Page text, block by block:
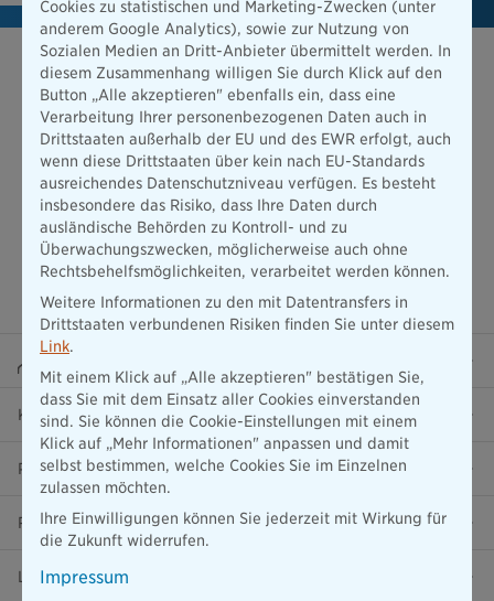
Karriere
Presse
Ratgeber
Lob & Kritik
Cookies zu statistischen und Marketing-Zwecken (unter
anderem Google Analytics), sowie zur Nutzung von
Sozialen Medien an Dritt-Anbieter übermittelt werden. In
diesem Zusammenhang willigen Sie durch Klick auf den
Button „Alle akzeptieren" ebenfalls ein, dass eine
Verarbeitung Ihrer personenbezogenen Daten auch in
Drittstaaten außerhalb der EU und des EWR erfolgt, auch
wenn diese Drittstaaten über kein nach EU-Standards
ausreichendes Datenschutzniveau verfügen. Es besteht
insbesondere das Risiko, dass Ihre Daten durch
ausländische Behörden zu Kontroll- und zu
Überwachungszwecken, möglicherweise auch ohne
Rechtsbehelfsmöglichkeiten, verarbeitet werden können.
Weitere Informationen zu den mit Datentransfers in
Drittstaaten verbundenen Risiken finden Sie unter diesem
Link.
Mit einem Klick auf „Alle akzeptieren" bestätigen Sie,
dass Sie mit dem Einsatz aller Cookies einverstanden
sind. Sie können die Cookie-Einstellungen mit einem
Klick auf „Mehr Informationen" anpassen und damit
selbst bestimmen, welche Cookies Sie im Einzelnen
zulassen möchten.
Ihre Einwilligungen können Sie jederzeit mit Wirkung für
die Zukunft widerrufen.
Impressum